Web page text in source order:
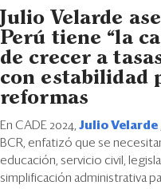
Julio Velarde
Perú tiene “la
de crecer a
con estabilidad
reformas
En CADE 2024, Julio Velarde
BCR, enfatizó que se
educación, servicio civil,
simplificación administrativa